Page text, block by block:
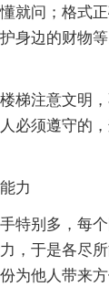
就问；格式
身边的财物
梯注意文明
必须遵守的
力
特别多，每
，于是各尽
为他人带来